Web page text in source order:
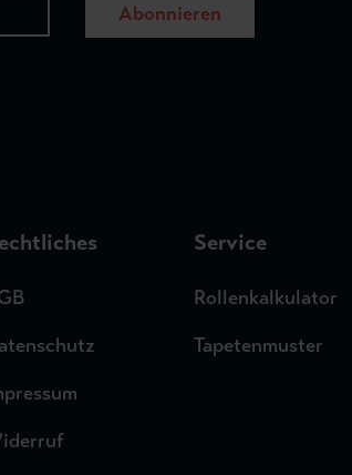
Abonnieren
Service
Rollenkalkulator
Tapetenmuster